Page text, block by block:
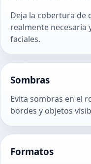
Deja la cobertura de
realmente necesaria
faciales.
Sombras
Evita sombras en el
bordes y objetos
Formatos